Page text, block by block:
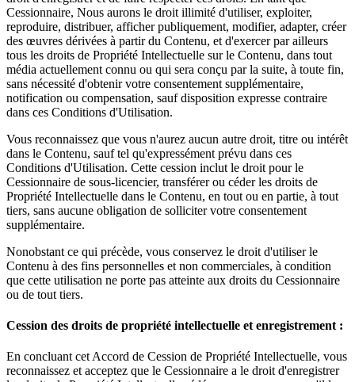
Cessionnaire, Nous aurons le droit illimité d'utiliser, exploiter,
reproduire, distribuer, afficher publiquement, modifier, adapter, créer
des œuvres dérivées à partir du Contenu, et d'exercer par ailleurs
tous les droits de Propriété Intellectuelle sur le Contenu, dans tout
média actuellement connu ou qui sera conçu par la suite, à toute fin,
sans nécessité d'obtenir votre consentement supplémentaire,
notification ou compensation, sauf disposition expresse contraire
dans ces Conditions d'Utilisation.
Vous reconnaissez que vous n'aurez aucun autre droit, titre ou intérêt
dans le Contenu, sauf tel qu'expressément prévu dans ces
Conditions d'Utilisation. Cette cession inclut le droit pour le
Cessionnaire de sous-licencier, transférer ou céder les droits de
Propriété Intellectuelle dans le Contenu, en tout ou en partie, à tout
tiers, sans aucune obligation de solliciter votre consentement
supplémentaire.
Nonobstant ce qui précède, vous conservez le droit d'utiliser le
Contenu à des fins personnelles et non commerciales, à condition
que cette utilisation ne porte pas atteinte aux droits du Cessionnaire
ou de tout tiers.
Cession des droits de propriété intellectuelle et enregistrement :
En concluant cet Accord de Cession de Propriété Intellectuelle, vous
reconnaissez et acceptez que le Cessionnaire a le droit d'enregistrer